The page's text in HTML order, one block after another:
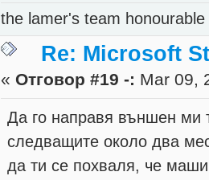
the lamer's team
Re: Microsoft
« Отговор #19 -: Mar 09,
Да го направя външен ми
следващите около два
да ти се похваля, че